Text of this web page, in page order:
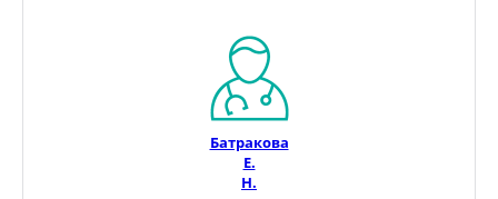
Батракова
Е.
Н.